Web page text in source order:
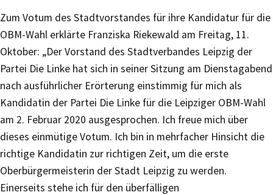
Zum Votum des Stadtvorstandes für ihre Kandidatur für die
OBM-Wahl erklärte Franziska Riekewald am Freitag, 11.
Oktober: „Der Vorstand des Stadtverbandes Leipzig der
Partei Die Linke hat sich in seiner Sitzung am Dienstagabend
nach ausführlicher Erörterung einstimmig für mich als
Kandidatin der Partei Die Linke für die Leipziger OBM-Wahl
am 2. Februar 2020 ausgesprochen. Ich freue mich über
dieses einmütige Votum. Ich bin in mehrfacher Hinsicht die
richtige Kandidatin zur richtigen Zeit, um die erste
Oberbürgermeisterin der Stadt Leipzig zu werden.
Einerseits stehe ich für den überfälligen